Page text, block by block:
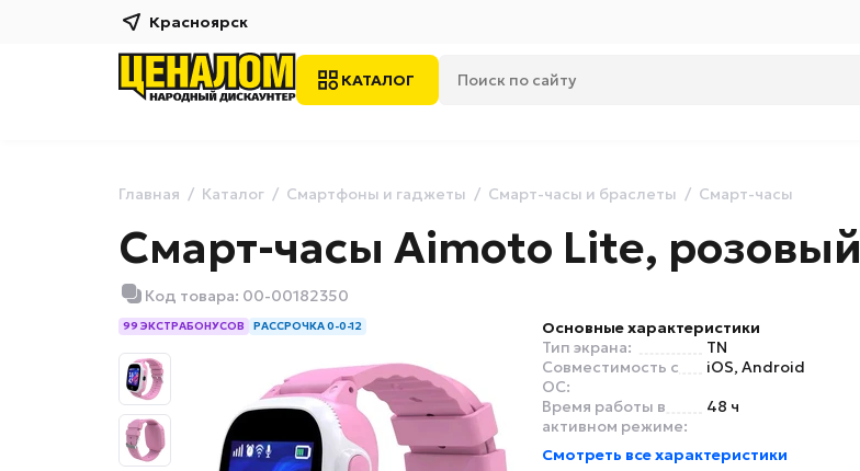
Красноярск
КАТАЛОГ
Главная Каталог Смартфоны и гаджеты Смарт-часы и браслеты Смарт-часы
Смарт-часы Aimoto Lite, розовый
Код товара: 00-00182350
99 ЭКСТРАБОНУСОВ РАССРОЧКА 0-0-12
Основные характеристики
Тип экрана:
TN
Совместимость с
ОС:
iOS, Android
Время работы в
активном режиме:
48 ч
Смотреть все характеристики